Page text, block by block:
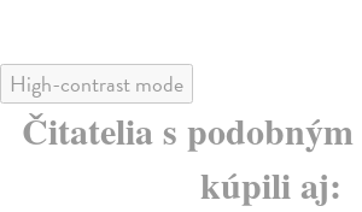
High-contrast mode
Čitatelia s
kúpili aj: